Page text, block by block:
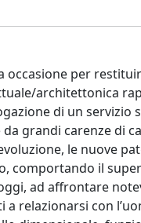
per
architettonica
di un servizio
grandi carenze di
le nuove
comportando il
ad affrontare
relazionarsi con